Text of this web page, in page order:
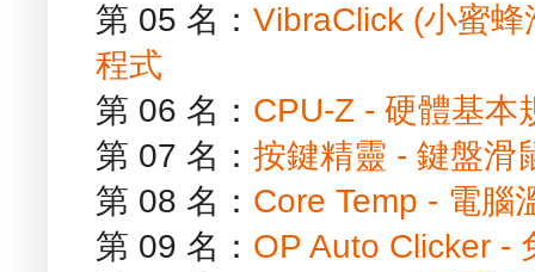
第 05 名： VibraClick (小蜜
程式
第 06 名： CPU-Z - 硬體基本
第 07 名： 按鍵精靈 - 鍵盤滑
第 08 名： Core Temp - 電腦
第 09 名： OP Auto Clicker -